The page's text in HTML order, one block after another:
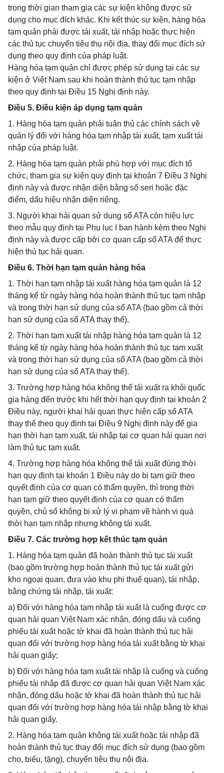
trong thời gian tham gia các sự kiện không được sử
dụng cho mục đích khác. Khi kết thúc sự kiện, hàng hóa
tạm quản phải được tái xuất, tái nhập hoặc thực hiện
các thủ tục chuyển tiêu thụ nội địa, thay đổi mục đích sử
dụng theo quy định của pháp luật.
Hàng hóa tạm quản chỉ được phép sử dụng tại các sự
kiện ở Việt Nam sau khi hoàn thành thủ tục tạm nhập
theo quy định tại Điều 15 Nghị định này.
Điều 5. Điều kiện áp dụng tạm quản
1. Hàng hóa tạm quản phải tuân thủ các chính sách về
quản lý đối với hàng hóa tạm nhập tái xuất, tạm xuất tái
nhập của pháp luật.
2. Hàng hóa tạm quản phải phù hợp với mục đích tổ
chức, tham gia sự kiện quy định tại khoản 7 Điều 3 Nghị
định này và được nhận diện bằng số seri hoặc đặc
điểm, dấu hiệu nhận diện riêng.
3. Người khai hải quan sử dụng sổ ATA còn hiệu lực
theo mẫu quy định tại Phụ lục I ban hành kèm theo Nghị
định này và được cấp bởi cơ quan cấp sổ ATA để thực
hiện thủ tục hải quan.
Điều 6. Thời hạn tạm quản hàng hóa
1. Thời hạn tạm nhập tái xuất hàng hóa tạm quản là 12
tháng kể từ ngày hàng hóa hoàn thành thủ tục tạm nhập
và trong thời hạn sử dụng của sổ ATA (bao gồm cả thời
hạn sử dụng của sổ ATA thay thế).
2. Thời hạn tạm xuất tái nhập hàng hóa tạm quản là 12
tháng kể từ ngày hàng hóa hoàn thành thủ tục tạm xuất
và trong thời hạn sử dụng của sổ ATA (bao gồm cả thời
hạn sử dụng của sổ ATA thay thế).
3. Trường hợp hàng hóa không thể tái xuất ra khỏi quốc
gia hàng đến trước khi hết thời hạn quy định tại khoản 2
Điều này, người khai hải quan thực hiện cấp sổ ATA
thay thế theo quy định tại Điều 9 Nghị định này để gia
hạn thời hạn tạm xuất, tái nhập tại cơ quan hải quan nơi
làm thủ tục tạm xuất.
4. Trường hợp hàng hóa không thể tái xuất đúng thời
hạn quy định tại khoản 1 Điều này do bị tạm giữ theo
quyết định của cơ quan có thẩm quyền, thì trong thời
hạn tạm giữ theo quyết định của cơ quan có thẩm
quyền, chủ sổ không bị xử lý vi phạm về hành vi quá
thời hạn tạm nhập nhưng không tái xuất.
Điều 7. Các trường hợp kết thúc tạm quản
1. Hàng hóa tạm quản đã hoàn thành thủ tục tái xuất
(bao gồm trường hợp hoàn thành thủ tục tái xuất gửi
kho ngoại quan, đưa vào khu phi thuế quan), tái nhập,
bằng chứng tái nhập, tái xuất:
a) Đối với hàng hóa tạm nhập tái xuất là cuống được cơ
quan hải quan Việt Nam xác nhận, đóng dấu và cuống
phiếu tái xuất hoặc tờ khai đã hoàn thành thủ tục hải
quan đối với trường hợp hàng hóa tái xuất bằng tờ khai
hải quan giấy;
b) Đối với hàng hóa tạm xuất tái nhập là cuống và cuống
phiếu tái nhập đã được cơ quan hải quan Việt Nam xác
nhận, đóng dấu hoặc tờ khai đã hoàn thành thủ tục hải
quan đối với trường hợp hàng hóa tái nhập bằng tờ khai
hải quan giấy.
2. Hàng hóa tạm quản không tái xuất hoặc tái nhập đã
hoàn thành thủ tục thay đổi mục đích sử dụng (bao gồm
cho, biếu, tặng), chuyển tiêu thụ nội địa.